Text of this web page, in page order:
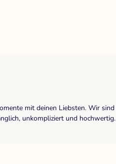
mit deinen Liebsten. Wir sind
unkompliziert und hochwertig.